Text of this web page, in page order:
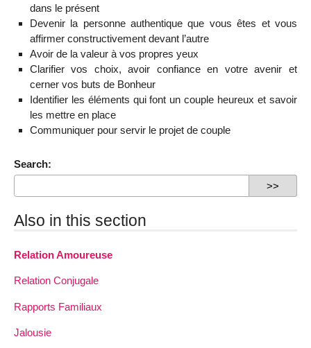
dans le présent
Devenir la personne authentique que vous êtes et vous
affirmer constructivement devant l’autre
Avoir de la valeur à vos propres yeux
Clarifier vos choix, avoir confiance en votre avenir et
cerner vos buts de Bonheur
Identifier les éléments qui font un couple heureux et savoir
les mettre en place
Communiquer pour servir le projet de couple
Search:
Also in this section
Relation Amoureuse
Relation Conjugale
Rapports Familiaux
Jalousie